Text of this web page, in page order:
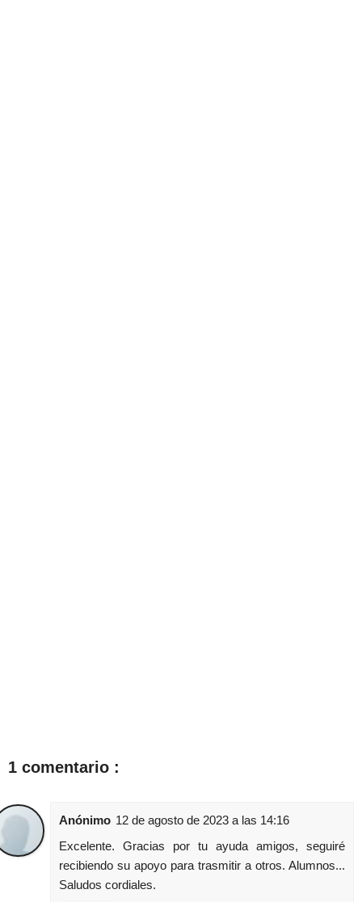
1 comentario :
Anónimo 12 de agosto de 2023 a las 14:16
Excelente. Gracias por tu ayuda amigos, seguiré
recibiendo su apoyo para trasmitir a otros. Alumnos...
Saludos cordiales.